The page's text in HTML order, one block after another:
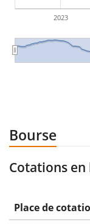
2023
Bourse
Cotations en
Place de